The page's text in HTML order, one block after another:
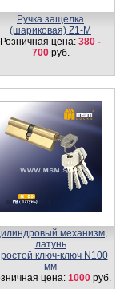
Петля ввертная I-52/16
Розничная цена:38руб.
Ручка защелка
(шариковая) Z1-M
Розничная цена:380 -
700руб.